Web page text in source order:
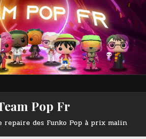
Pop Fr
repaire des Funko Pop à prix malin